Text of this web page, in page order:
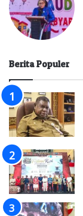
Berita Populer